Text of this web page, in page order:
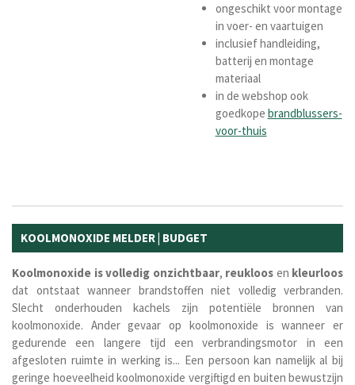
ongeschikt voor montage
in voer- en vaartuigen
inclusief handleiding,
batterij en montage
materiaal
in de webshop ook
goedkope brandblussers-
voor-thuis
KOOLMONOXIDE MELDER | BUDGET
Koolmonoxide isvolledig onzichtbaar, reukloos en kleurloos
dat ontstaat wanneer brandstoffen niet volledig verbranden.
Slecht onderhouden kachels zijn potentiële bronnen van
koolmonoxide. Ander gevaar op koolmonoxide is wanneer er
gedurende een langere tijd een verbrandingsmotor in een
afgesloten ruimte in werking is... Een persoon kan namelijk al bij
geringe hoeveelheid koolmonoxide vergiftigd en buiten bewustzijn